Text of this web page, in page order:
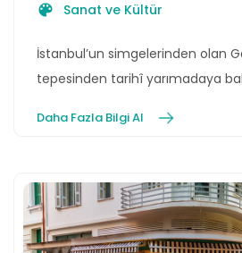
Sanat ve Kültür
İstanbul’un simgelerinden olan
tepesinden tarihî yarımadaya
Daha Fazla Bilgi Al